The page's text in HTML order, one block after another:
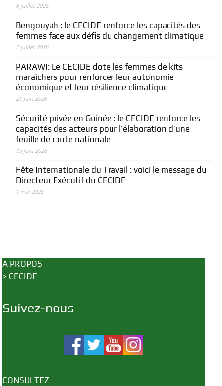
6 juillet 2026
Bengouyah : le CECIDE renforce les capacités des
femmes face aux défis du changement climatique
2 juillet 2026
PARAWI: Le CECIDE dote les femmes de kits
maraîchers pour renforcer leur autonomie
économique et leur résilience climatique
21 juin 2026
Sécurité privée en Guinée : le CECIDE renforce les
capacités des acteurs pour l’élaboration d’une
feuille de route nationale
19 juin 2026
Fête Internationale du Travail : voici le message du
Directeur Exécutif du CECIDE
1 mai 2026
A PROPOS
> CECIDE
Suivez-nous
CONSULTEZ